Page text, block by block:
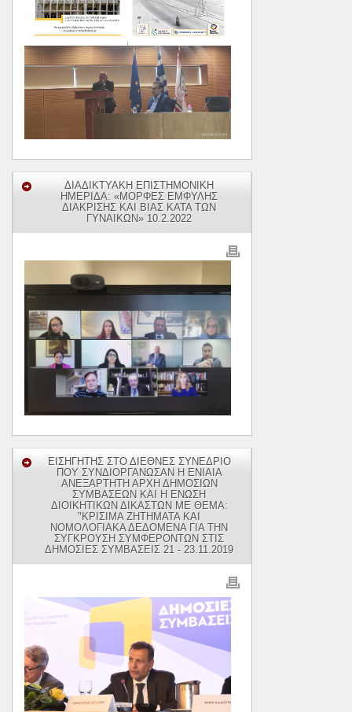
ΔΙΑΔΙΚΤΥΑΚΗ ΕΠΙΣΤΗΜΟΝΙΚΗ
ΗΜΕΡΙΔΑ: «ΜΟΡΦΕΣ ΕΜΦΥΛΗΣ
ΔΙΑΚΡΙΣΗΣ ΚΑΙ ΒΙΑΣ ΚΑΤΑ ΤΩΝ
ΓΥΝΑΙΚΩΝ» 10.2.2022
ΕΙΣΗΓΗΤΗΣ ΣΤΟ ΔΙΕΘΝΕΣ ΣΥΝΕΔΡΙΟ
ΠΟΥ ΣΥΝΔΙΟΡΓΑΝΩΣΑΝ Η ΕΝΙΑΙΑ
ΑΝΕΞΑΡΤΗΤΗ ΑΡΧΗ ΔΗΜΟΣΙΩΝ
ΣΥΜΒΑΣΕΩΝ ΚΑΙ Η ΕΝΩΣΗ
ΔΙΟΙΚΗΤΙΚΩΝ ΔΙΚΑΣΤΩΝ ΜΕ ΘΕΜΑ:
"ΚΡΙΣΙΜΑ ΖΗΤΗΜΑΤΑ ΚΑΙ
ΝΟΜΟΛΟΓΙΑΚΑ ΔΕΔΟΜΕΝΑ ΓΙΑ ΤΗΝ
ΣΥΓΚΡΟΥΣΗ ΣΥΜΦΕΡΟΝΤΩΝ ΣΤΙΣ
ΔΗΜΟΣΙΕΣ ΣΥΜΒΑΣΕΙΣ 21 - 23.11.2019